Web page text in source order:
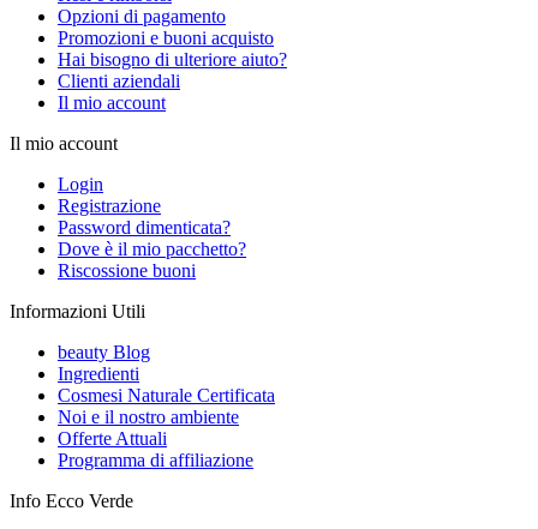
Opzioni di pagamento
Promozioni e buoni acquisto
Hai bisogno di ulteriore aiuto?
Clienti aziendali
Il mio account
Il mio account
Login
Registrazione
Password dimenticata?
Dove è il mio pacchetto?
Riscossione buoni
Informazioni Utili
beauty Blog
Ingredienti
Cosmesi Naturale Certificata
Noi e il nostro ambiente
Offerte Attuali
Programma di affiliazione
Info Ecco Verde